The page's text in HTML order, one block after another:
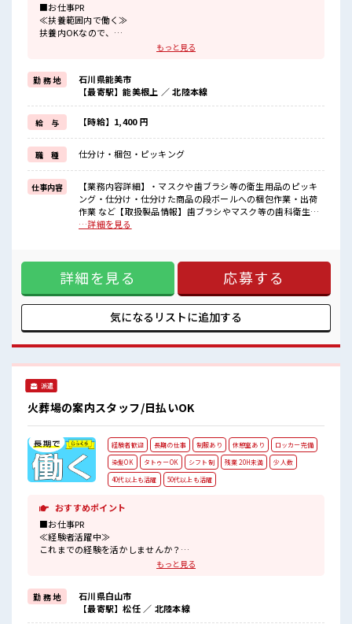
■お仕事PR
≪扶養範囲内で働く≫
扶養内OKなので、
主婦&主夫さんも気軽にご応募くださいね♪
もちろん男性の応募も歓迎ですよ！
≪時間にメリハリを≫
残業はほとんどナシ！
場合によってはお願いすることもあります♪
≪ヘアカラーOKで自由な雰囲気の職場≫
明るすぎたり奇抜でなければ基本的に自由！
(規定有)≪未経験でも活躍できる≫
新しいことにチャレンジするのは不安だけど、
しっかり働く環境が整っています！
イチからスキルUP・ステップUP目指していきましょう！
■職場の雰囲気
女性が多めの職場です♪
休憩室でホッと一息リフレッシュ！
残業はほとんどありません！
もっと見る
勤 務 地
石川県能美市
【最寄駅】能美根上 ／ 北陸本線
給 与 【時給】1,400 円
職 種 仕分け・梱包・ピッキング
仕事内容
【業務内容詳細】・マスクや歯ブラシ等の衛生用品のピッキ
ング・仕分け・仕分けた商品の段ボールへの梱包作業・出荷
作業 など【取扱製品情報】歯ブラシやマスク等の歯科衛生用
品 ■お仕事PR ≪扶養範囲内で働く≫ 扶養内OKなので、 主婦
を≫ 残業はほとんどナシ！ 場合によってはお願いすることも
あります♪ ≪ヘアカラーOKで自由な雰囲気の職場≫ 明るす
ぎたり奇抜でなければ基本的に自由！ (規定有)≪未経験でも
活躍できる≫ 新しいことにチャレンジするのは不安だけど、
しっかり働く環境が整っています！ イチからスキルUP・ステ
ップUP目指していきましょう！ ■職場の雰囲気 女性が多めの
職場！ 休憩室でホッと一息リフレッシュ！ 残業はほとんどあ
りません！
…詳細を見る
詳細を見る 応募する
気になるリストに追加する
派遣
火葬場の案内スタッフ/日払いOK
経験者歓迎 長期の仕事 制服あり 休憩室あり
ロッカー完備
染髪OK
タトゥーOK シフト制 残業 20H未満
少人数
40代以上も活躍
50代以上も活躍
おすすめポイント
■お仕事PR
≪経験者活躍中≫
これまでの経験を活かしませんか？
≪無理なくお給料に残業代を上乗せ≫
残業は月20時間未満で、
ほどよく稼げます♪
もっと見る
勤 務 地
石川県白山市
【最寄駅】松任 ／ 北陸本線